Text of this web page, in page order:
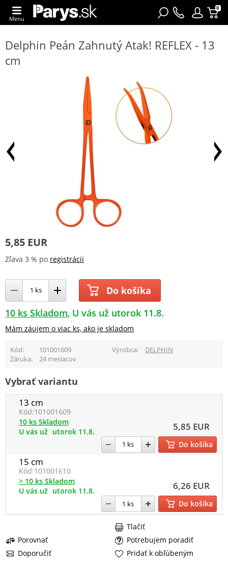
0
Menu
Delphin Peán Zahnutý Atak! REFLEX - 13
cm
5,85 EUR
Zľava 3 % po registrácii
Do košíka
10 ks Skladom U vás už utorok 11.8.
Mám záujem o viac ks, ako je skladom
Kód 101001609 Výrobca
DELPHIN
Záruka
24 mesiacov
Vybrať variantu
13 cm
Kód:101001609
5,85 EUR
10 ks Skladom
U vás už utorok 11.8.
Do košíka
15 cm
Kód:101001610
6,26 EUR
> 10 ks Skladom
U vás už utorok 11.8.
Do košíka
Porovnať
Potrebujem poradiť
Doporučiť
Tlačiť
Pridať k obľúbeným